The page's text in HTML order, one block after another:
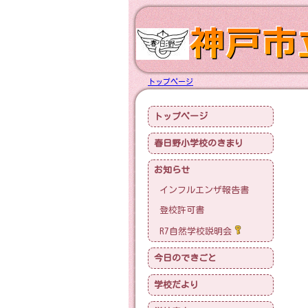
トップページ
トップページ
春日野小学校のきまり
お知らせ
インフルエンザ報告書
登校許可書
R7自然学校説明会
今日のできごと
学校だより